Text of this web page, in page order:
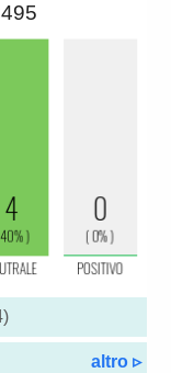
altro ▹